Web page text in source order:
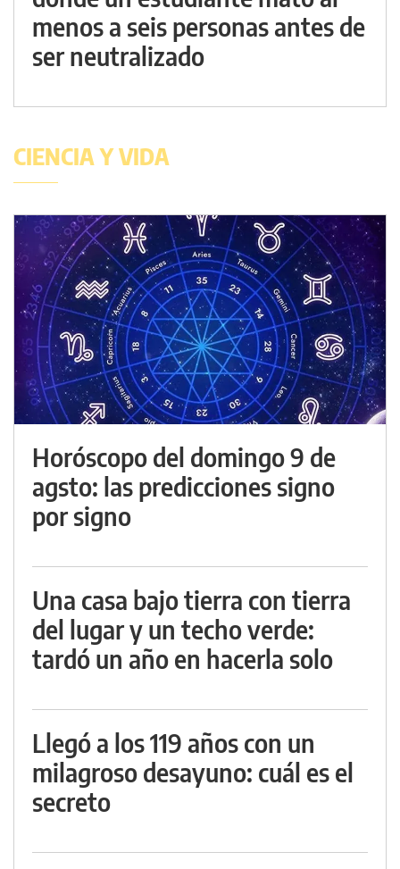
menos a seis personas antes de
ser neutralizado
CIENCIA Y VIDA
Horóscopo del domingo 9 de
agsto: las predicciones signo
por signo
Una casa bajo tierra con tierra
del lugar y un techo verde:
tardó un año en hacerla solo
Llegó a los 119 años con un
milagroso desayuno: cuál es el
secreto